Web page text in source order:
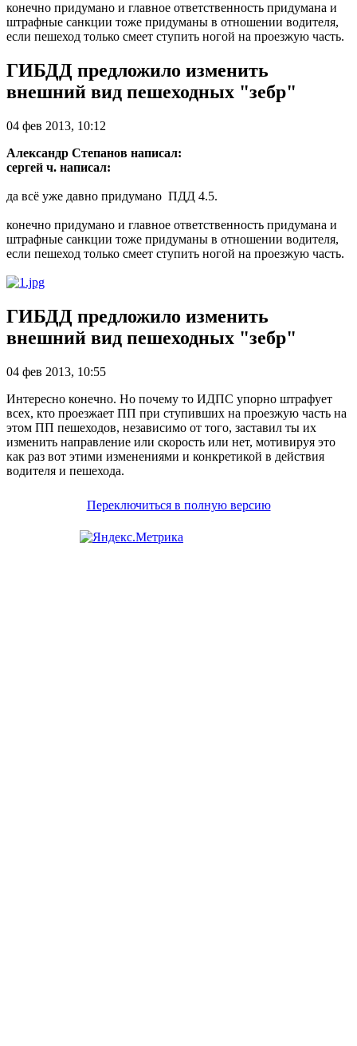
конечно придумано и главное ответственность придумана и
штрафные санкции тоже придуманы в отношении водителя,
если пешеход только смеет ступить ногой на проезжую часть.
ГИБДД предложило изменить
внешний вид пешеходных "зебр"
04 фев 2013, 10:12
Александр Степанов написал:
сергей ч. написал:
да всё уже давно придумано ПДД 4.5.
конечно придумано и главное ответственность придумана и
штрафные санкции тоже придуманы в отношении водителя,
если пешеход только смеет ступить ногой на проезжую часть.
ГИБДД предложило изменить
внешний вид пешеходных "зебр"
04 фев 2013, 10:55
Интересно конечно. Но почему то ИДПС упорно штрафует
всех, кто проезжает ПП при ступивших на проезжую часть на
этом ПП пешеходов, независимо от того, заставил ты их
изменить направление или скорость или нет, мотивируя это
как раз вот этими изменениями и конкретикой в действия
водителя и пешехода.
Переключиться в полную версию